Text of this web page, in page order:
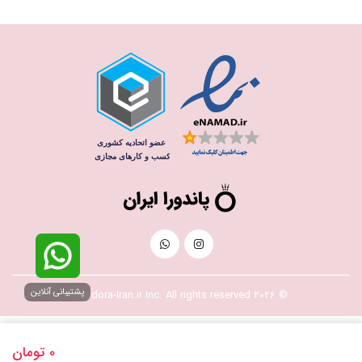
0 تومان
© 2026 Pandora-Iran.ir Inc. All rights reserved پشتیبانی آنلاین